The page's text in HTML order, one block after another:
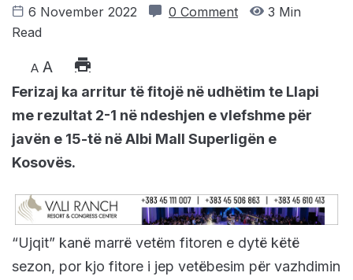
6 November 2022 0 Comment
3 Min
Read
A A
Ferizaj ka arritur të fitojë në udhëtim te Llapi
me rezultat 2-1 në ndeshjen e vlefshme për
javën e 15-të në Albi Mall Superligën e
Kosovës.
“Ujqit” kanë marrë vetëm fitoren e dytë këtë
sezon, por kjo fitore i jep vetëbesim për vazhdimin